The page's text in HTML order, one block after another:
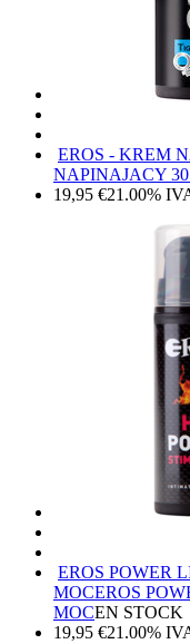
EROS - KREM
NAPINAJACY
19,95 €21.00%
EROS POWER
MOCEROS
MOCEN STOCK
19,95 €21.00%